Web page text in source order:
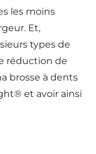
les moins
Et,
types de
réduction de
brosse à dents
et avoir ainsi